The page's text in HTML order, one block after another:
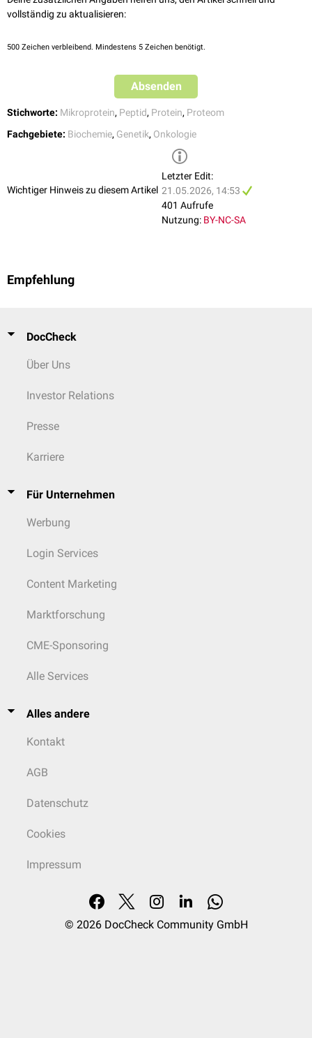
Überleben vonMedulloblastom
präsentiert und könnte damit als Quelletumorassoziierter Antigene
dienen.[1]
vollständig zu aktualisieren:
500 Zeichen verbleibend. Mindestens 5 Zeichen benötigt.
Absenden
Stichworte: Mikroprotein, Peptid, Protein, Proteom
Fachgebiete: Biochemie, Genetik, Onkologie
Wichtiger Hinweis zu diesem Artikel
Letzter Edit:
21.05.2026, 14:53
401 Aufrufe
Nutzung: BY-NC-SA
Empfehlung
DocCheck
Über Uns
Investor Relations
Presse
Karriere
Für Unternehmen
Werbung
Login Services
Content Marketing
Marktforschung
CME-Sponsoring
Alle Services
Alles andere
Kontakt
AGB
Datenschutz
Cookies
Impressum
© 2026 DocCheck Community GmbH